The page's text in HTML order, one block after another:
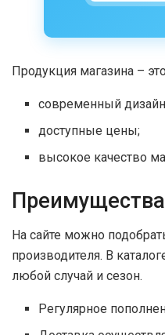
Продукция магазина –
современный
доступные цены;
высокое качество
Преимущества
На сайте можно
производителя. В
любой случай и сезон.
Регулярное